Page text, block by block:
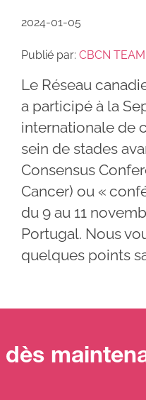
2024-01-05
Publié par: CBCN TEAM
Le Réseau
a participé à la
internationale de
sein de stades
Consensus
Cancer) ou «
du 9 au 11
Portugal. Nous
quelques points
dès